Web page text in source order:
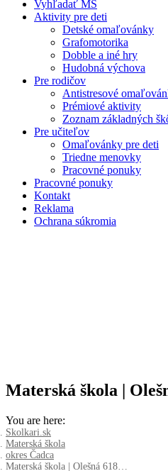
Vyhľadať MŠ
Aktivity pre deti
Detské omaľovánky
Grafomotorika
Dobble a iné hry
Hudobná výchova
Pre rodičov
Antistresové
Prémiové aktivity
Zoznam základných
Pre učiteľov
Omaľovánky pre deti
Triedne menovky
Pracovné ponuky
Pracovné ponuky
Kontakt
Reklama
Ochrana súkromia
Materská škola |
You are here:
Skolkari.sk
Materská škola
okres Čadca
Materská škola | Olešná 618…